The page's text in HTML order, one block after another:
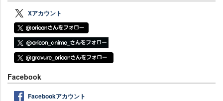
Xアカウント
Facebook
Facebookアカウント